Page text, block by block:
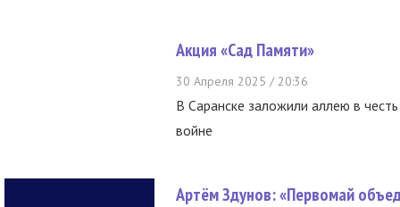
Акция «Сад Памяти»
30 Апреля 2025 / 20:36
В Саранске заложили аллею в
войне
Артём Здунов: «Первомай